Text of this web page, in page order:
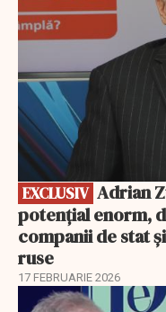
EXCLUSIV
potențial enorm,
companii de stat
ruse
17 FEBRUARIE 2026
EXCLUSIV